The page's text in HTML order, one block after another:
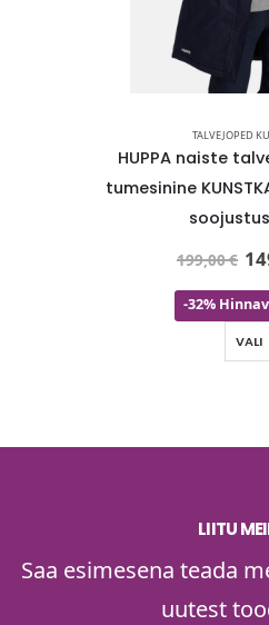
TALVEJOPED
HUPPA naiste talveparka VIVIAN
tumesinine
199,00€
-32%
VALI
LIITU
Saa esimesena teada
uutest